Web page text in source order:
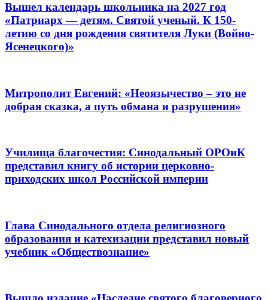
Вышел календарь школьника на 2027 год
«Патриарх — детям. Святой ученый. К 150-
летию со дня рождения святителя Луки (Войно-
Ясенецкого)»
Митрополит Евгений: «Неоязычество – это не
добрая сказка, а путь обмана и разрушения»
Училища благочестия: Синодальный ОРОиК
представил книгу об истории церковно-
приходских школ Российской империи
Глава Синодального отдела религиозного
образования и катехизации представил новый
учебник «Обществознание»